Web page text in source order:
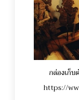
กล่องเก็บ
https://